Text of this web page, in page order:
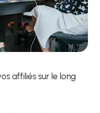
affiliés sur le long